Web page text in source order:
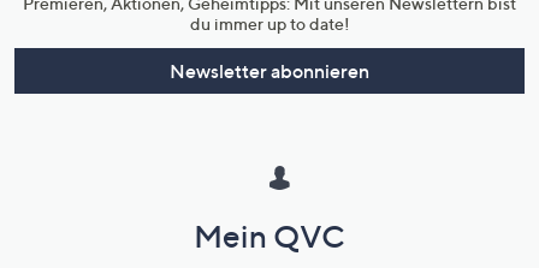
du immer up to date!
Newsletter abonnieren
Mein QVC